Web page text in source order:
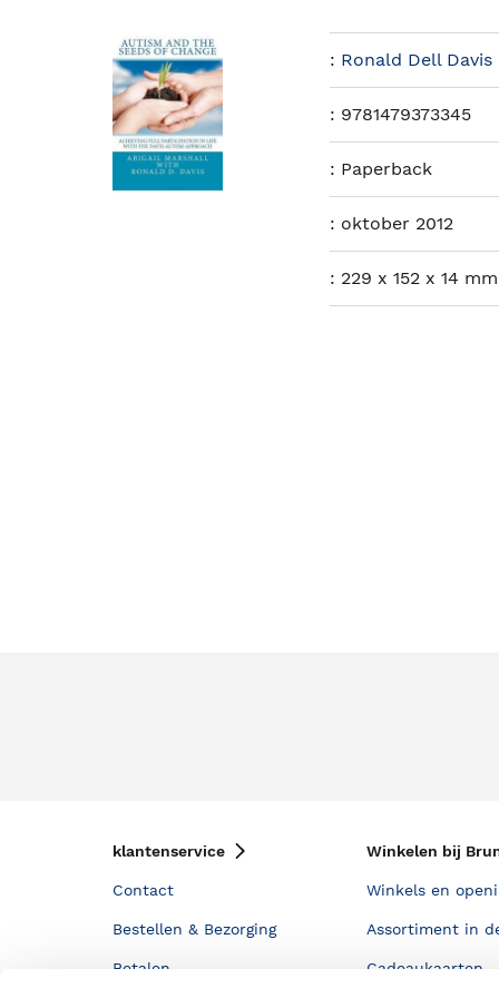
: Ronald Dell Davis
: 9781479373345
: Paperback
: oktober 2012
: 229 x 152 x 14
klantenservice
Contact
Bestellen & Bezorging
Betalen
Winkelen bij
Winkels en
Assortiment in
Cadeaukaarten